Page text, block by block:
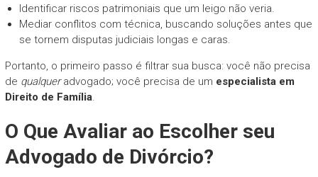
Identificar riscos patrimoniais que um leigo não veria.
Mediar conflitos com técnica, buscando soluções antes que
se tornem disputas judiciais longas e caras.
Portanto, o primeiro passo é filtrar sua busca: você não precisa
de qualqueradvogado; você precisa de um especialista em
Direito de Família.
O Que Avaliar ao Escolher seu
Advogado de Divórcio?